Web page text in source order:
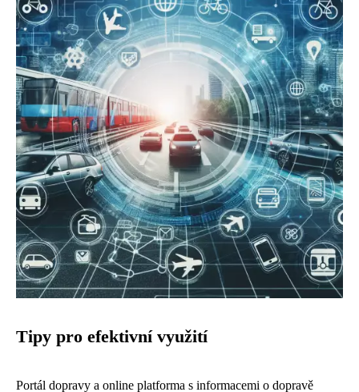
Tipy pro efektivní využití
Portál dopravy a online platforma s informacemi o dopravě